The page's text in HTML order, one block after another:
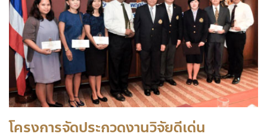
โครงการจัดประกวดงานวิจัยดีเด่น